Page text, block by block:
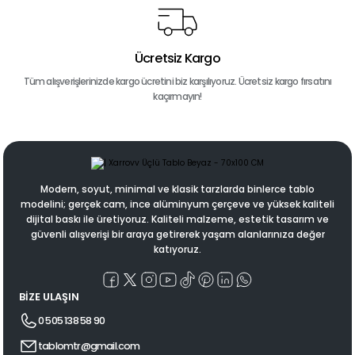
Ücretsiz Kargo
Tüm alışverişlerinizde kargo ücretini biz karşılıyoruz. Ücretsiz kargo fırsatını
kaçırmayın!
Modern, soyut, minimal ve klasik tarzlarda binlerce tablo
modelini; gerçek cam, ince alüminyum çerçeve ve yüksek kaliteli
dijital baskı ile üretiyoruz. Kaliteli malzeme, estetik tasarım ve
güvenli alışverişi bir araya getirerek yaşam alanlarınıza değer
katıyoruz.
BİZE ULAŞIN
0 505 138 58 90
tablomtr@gmail.com